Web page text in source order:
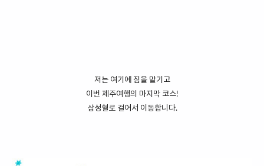
저는 여기에 짐을 맡기고
이번 제주여행의 마지막 코스!
삼성혈로 걸어서 이동합니다.